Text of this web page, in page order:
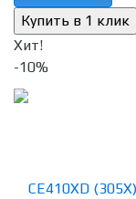
Хит!
-10%